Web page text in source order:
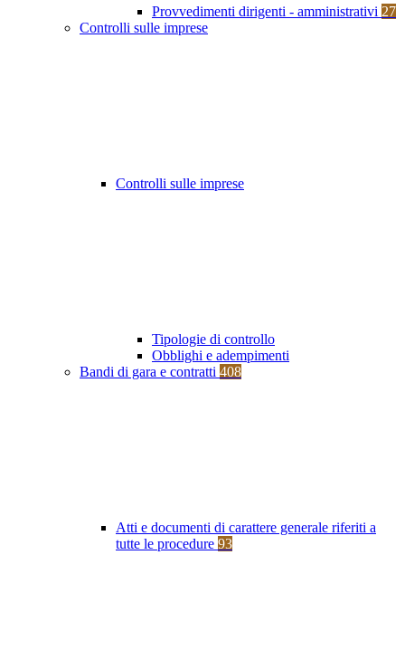
Provvedimenti dirigenti - amministrativi 27
Controlli sulle imprese
Controlli sulle imprese
Tipologie di controllo
Obblighi e adempimenti
Bandi di gara e contratti 408
Atti e documenti di carattere generale riferiti a
tutte le procedure 93